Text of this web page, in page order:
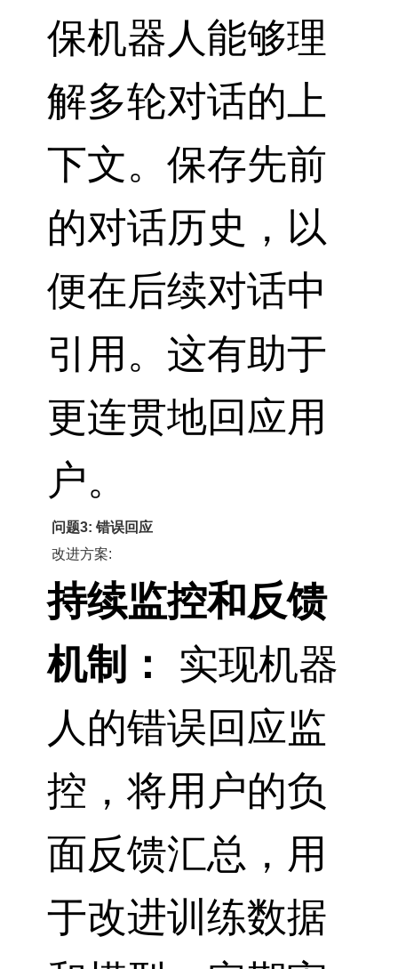
保机器人能够理
解多轮对话的上
下文。保存先前
的对话历史，以
便在后续对话中
引用。这有助于
更连贯地回应用
户。
问题3: 错误回应
改进方案:
持续监控和反馈
机制：
实现机器
人的错误回应监
控，将用户的负
面反馈汇总，用
于改进训练数据